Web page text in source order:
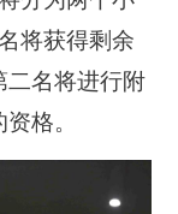
将获得剩余
二名将进行附
格。